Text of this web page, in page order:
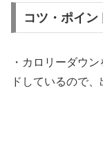
コツ・ポイン
・カロリーダウ
ドしているので